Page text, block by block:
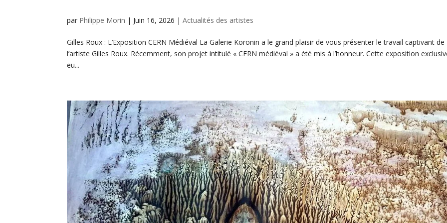
par Philippe Morin | Juin 16, 2026 |Actualités des artistes
Gilles Roux : L’Exposition CERN Médiéval La Galerie Koronin a le grand plaisir de vous présenter le travail captivant de
l’artiste Gilles Roux. Récemment, son projet intitulé « CERN médiéval » a été mis à l’honneur. Cette exposition
eu...